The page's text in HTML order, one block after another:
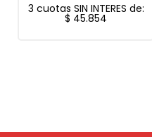
3 cuotas SIN INTERES de:
$ 45.854